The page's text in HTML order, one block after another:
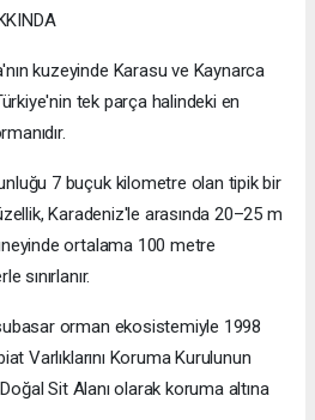
kuzeyinde Karasu ve Kaynarca
tek parça halindeki en
7 buçuk kilometre olan tipik bir
Karadeniz'le arasında 20–25 m
ortalama 100 metre
sınırlanır.
orman ekosistemiyle 1998
Varlıklarını Koruma Kurulunun
Sit Alanı olarak koruma altına